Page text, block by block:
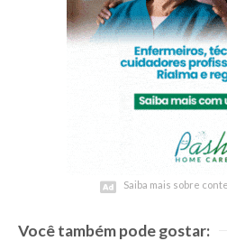
Saiba mais sobre
Saiba mais sobre
Você também pode gostar: